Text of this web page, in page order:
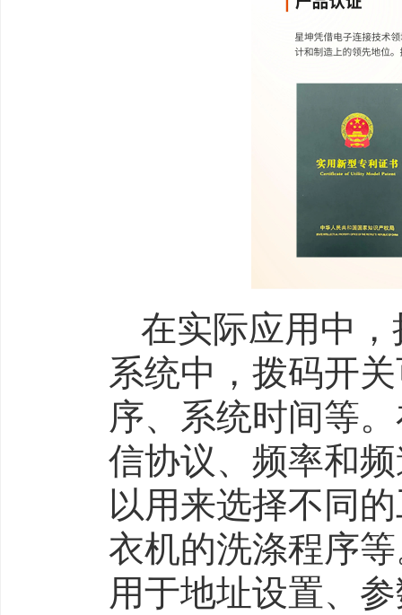
在实际应用中
系统中，拨码开
序、系统时间等
信协议、频率和
以用来选择不同
衣机的洗涤程序
用于地址设置、